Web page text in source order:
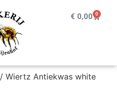
€ 0,00 0
/ Wiertz Antiekwas white